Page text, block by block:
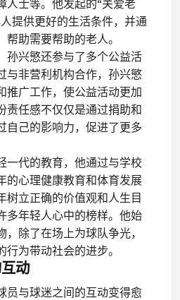
人士等。他发起的“关爱老
提供更好的生活条件，并通
助需要帮助的老人。
孙兴慜还参与了多个公益活
与非营利机构合作，孙兴慜
推广工作，使公益活动更加
责任感不仅仅是通过捐助和
自己的影响力，促进了更多
一代的教育，他通过与学校
的心理健康教育和体育发展
树立正确的价值观和人生目
多年轻人心中的榜样。他始
除了在场上为球队争光，
为带动社会的进步。
动
员与球迷之间的互动变得愈